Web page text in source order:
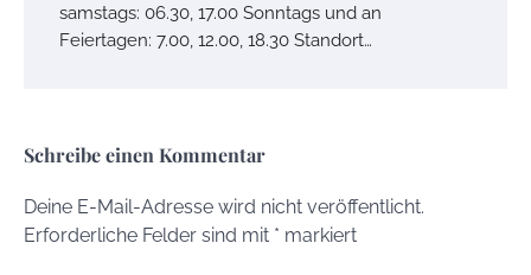
samstags: 06.30, 17.00 Sonntags und an
Feiertagen: 7.00, 12.00, 18.30 Standort…
Schreibe einen Kommentar
Deine E-Mail-Adresse wird nicht veröffentlicht.
Erforderliche Felder sind mit * markiert